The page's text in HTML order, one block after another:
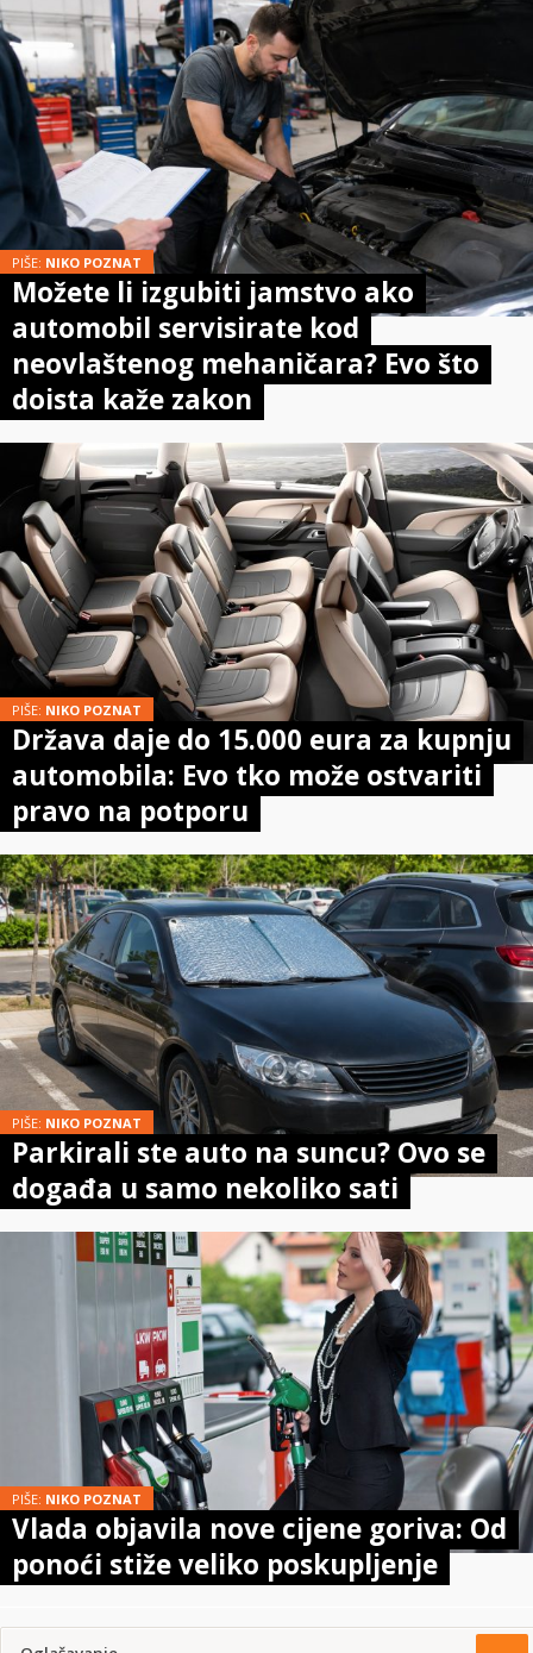
PIŠE: NIKO POZNAT
Možete li izgubiti jamstvo ako
automobil servisirate kod
neovlaštenog mehaničara? Evo što
doista kaže zakon
PIŠE: NIKO POZNAT
Država daje do 15.000 eura za kupnju
automobila: Evo tko može ostvariti
pravo na potporu
PIŠE: NIKO POZNAT
Parkirali ste auto na suncu? Ovo se
događa u samo nekoliko sati
PIŠE: NIKO POZNAT
Vlada objavila nove cijene goriva: Od
ponoći stiže veliko poskupljenje